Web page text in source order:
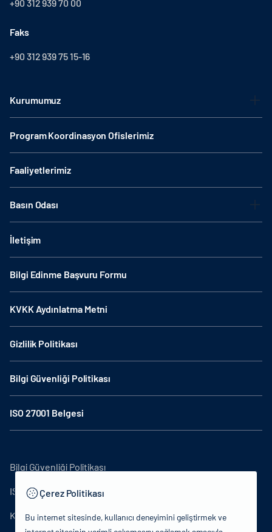
+90 312 939 70 00
Faks
+90 312 939 75 15-16
Kurumumuz
Program Koordinasyon Ofislerimiz
Faaliyetlerimiz
Basın Odası
İletişim
Bilgi Edinme Başvuru Formu
KVKK Aydınlatma Metni
Gizlilik Politikası
Bilgi Güvenliği Politikası
ISO 27001 Belgesi
Bilgi Güvenliği Politikası
ISO27001
KVKK Aydınlatma Metni
Çerez Politikası
Bu internet sitesinde, kullanıcı deneyimini geliştirmek ve